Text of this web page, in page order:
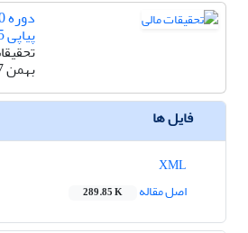
پیاپی 151975
بهمن 1387
فایل ها
اصل مقاله
289.85 K